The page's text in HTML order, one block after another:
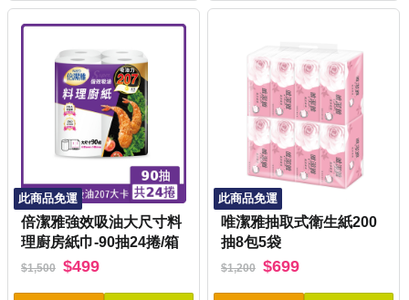
此商品免運
倍潔雅強效吸油大尺寸料
理廚房紙巾-90抽24捲/箱
$1,500 $499
此商品免運
唯潔雅抽取式衛生紙200
抽8包5袋
$1,200 $699